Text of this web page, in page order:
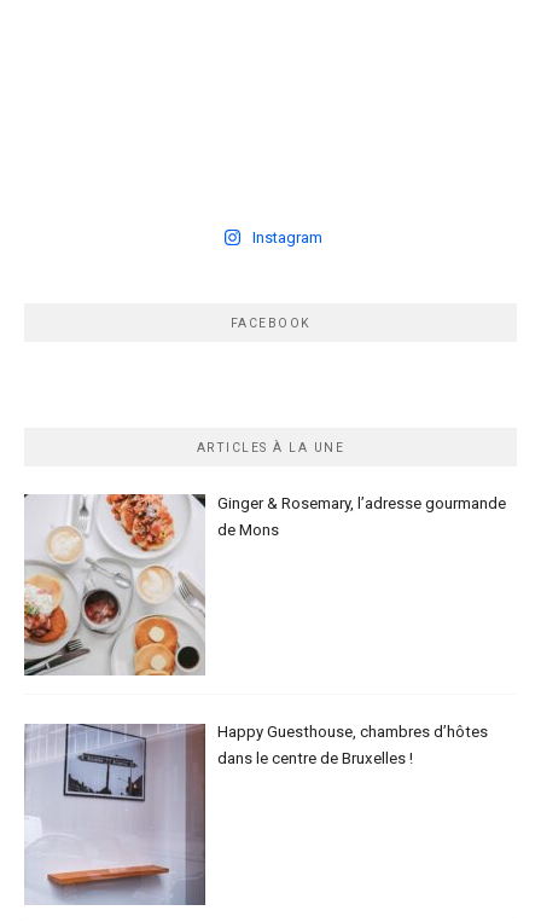
Instagram
FACEBOOK
ARTICLES À LA UNE
Ginger & Rosemary, l’adresse gourmande
de Mons
Happy Guesthouse, chambres d’hôtes
dans le centre de Bruxelles !